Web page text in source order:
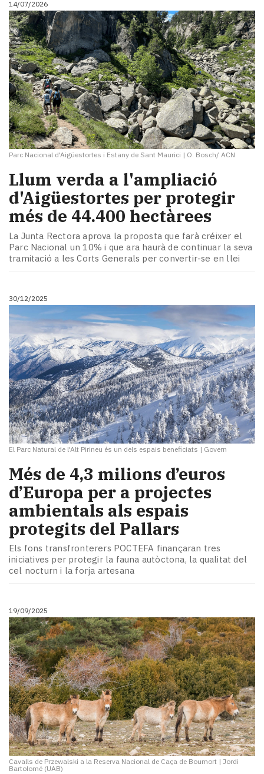
i
turisme
Cultura
Esports
Mai
tant!
TV
i
mitjans
El
temps
Reportatges
Entrevistes
Enquestes
A
escena!
Dis
la
teva!
newsletter
del
Pallars
Contingut
patrocinat
Lo
més
llegit...
Editorial
14/07/2026
Parc Nacional d'Aigüestortes i Estany de Sant Maurici | O. Bosch/ ACN
Llum verda a l'ampliació
d'Aigüestortes per protegir
més de 44.400 hectàrees
La Junta Rectora aprova la proposta que farà créixer el
Parc Nacional un 10% i que ara haurà de continuar la seva
tramitació a les Corts Generals per convertir-se en llei
30/12/2025
El Parc Natural de l'Alt Pirineu és un dels espais beneficiats | Govern
Més de 4,3 milions d’euros
d’Europa per a projectes
ambientals als espais
protegits del Pallars
Els fons transfronterers POCTEFA finançaran tres
iniciatives per protegir la fauna autòctona, la qualitat del
cel nocturn i la forja artesana
19/09/2025
Cavalls de Przewalski a la Reserva Nacional de Caça de Boumort | Jordi
Bartolomé (UAB)